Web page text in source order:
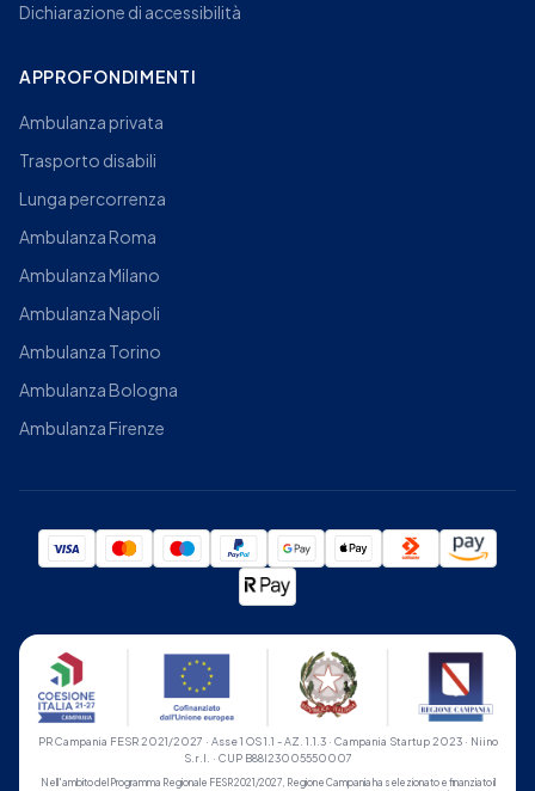
Dichiarazione di accessibilità
APPROFONDIMENTI
Ambulanza privata
Trasporto disabili
Lunga percorrenza
Ambulanza Roma
Ambulanza Milano
Ambulanza Napoli
Ambulanza Torino
Ambulanza Bologna
Ambulanza Firenze
PR Campania FESR 2021/2027 · Asse 1 OS 1.1 - AZ. 1.1.3 · Campania Startup 2023 · Niino
S.r.l. · CUP B88I23005550007
Nell'ambito del Programma Regionale FESR 2021/2027, Regione Campania ha selezionato e finanziato il